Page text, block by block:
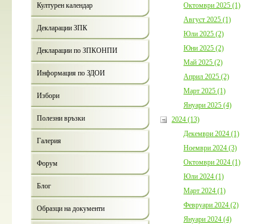
Културен календар
Декларации ЗПК
Декларации по ЗПКОНПИ
Информация по ЗДОИ
Избори
Полезни връзки
Галерия
Форум
Блог
Образци на документи
Октомври 2025 (1)
Август 2025 (1)
Юли 2025 (2)
Юни 2025 (2)
Май 2025 (2)
Април 2025 (2)
Март 2025 (1)
Януари 2025 (4)
2024 (13)
Декември 2024 (1)
Ноември 2024 (3)
Октомври 2024 (1)
Юли 2024 (1)
Март 2024 (1)
Февруари 2024 (2)
Януари 2024 (4)